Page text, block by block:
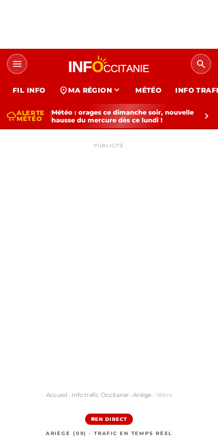
menu search
FIL INFO location_on MA RÉGION expand_more MÉTÉO INFO
thunderstormALERTE
MÉTÉO
Météo : orages ce dimanche soir, nouvelle
hausse du mercure dès ce lundi !
chevron_right
PUBLICITÉ
Accueil › Info trafic Occitanie› Ariège› Vèbre
EN DIRECT
ARIÈGE (09) · TRAFIC EN TEMPS RÉEL